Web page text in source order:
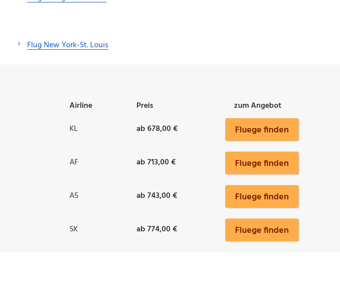
Flug New York-St. Louis
Airline Preis
zum Angebot
KL ab 678,00 € Fluege finden
AF ab 713,00 € Fluege finden
A5 ab 743,00 € Fluege finden
SK ab 774,00 € Fluege finden